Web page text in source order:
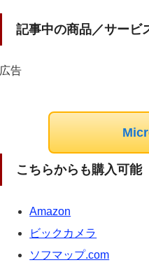
記事中の商品／サービ
広告
こちらからも購入可能
Amazon
ビックカメラ
ソフマップ.com